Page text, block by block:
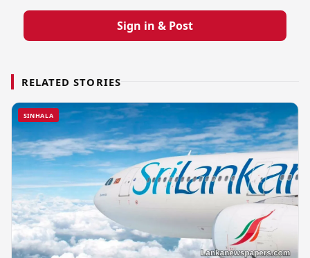
Sign in & Post
RELATED STORIES
SINHALA